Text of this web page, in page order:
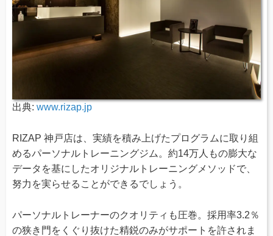
出典: www.rizap.jp
RIZAP 神戸店は、実績を積み上げたプログラムに取り組
めるパーソナルトレーニングジム。約14万人もの膨大な
データを基にしたオリジナルトレーニングメソッドで、
努力を実らせることができるでしょう。
パーソナルトレーナーのクオリティも圧巻。採用率3.2％
の狭き門をくぐり抜けた精鋭のみがサポートを許されま